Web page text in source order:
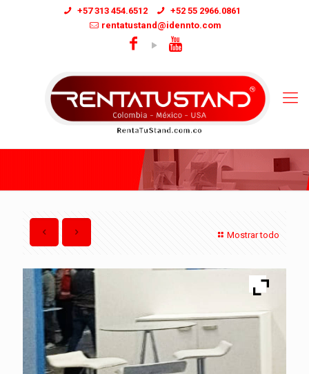
+57 313 454.6512
+52 55 2966.0861
rentatustand@idennto.com
Mostrar todo